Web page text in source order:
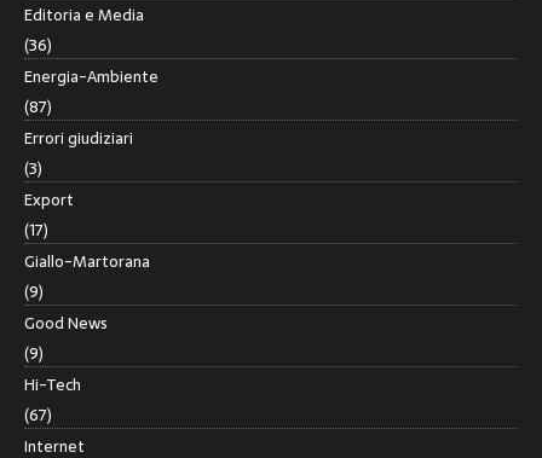
Editoria e Media
(36)
Energia-Ambiente
(87)
Errori giudiziari
(3)
Export
(17)
Giallo-Martorana
(9)
Good News
(9)
Hi-Tech
(67)
Internet